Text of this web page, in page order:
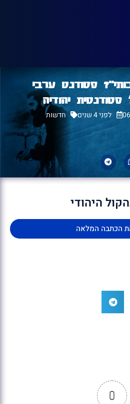
סטודנט ערבי
יהודיה
לפני 4 שנים
חדשות
היהודי
הכתבה המלאה
0